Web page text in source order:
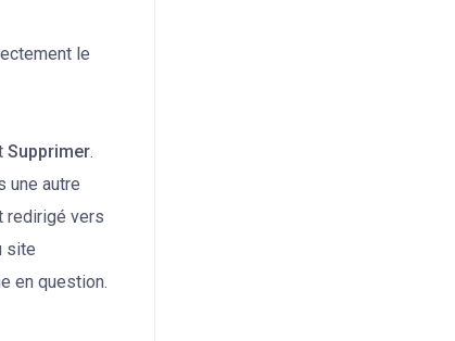
le
Supprimer.
une autre
redirigé vers
site
en question.